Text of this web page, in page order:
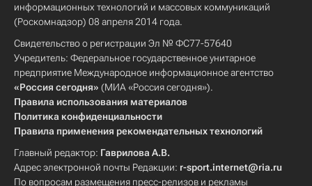
информационных технологий и массовых коммуникаций
(Роскомнадзор) 08 апреля 2014 года.
Свидетельство о регистрации Эл № ФС77-57640
Учредитель: Федеральное государственное унитарное
предприятие Международное информационное агентство
«Россия сегодня» (МИА «Россия сегодня»).
Правила использования материалов
Политика конфиденциальности
Правила применения рекомендательных технологий
Главный редактор: Гаврилова А.В.
Адрес электронной почты Редакции: r-sport.internet@ria.ru
По вопросам размещения пресс-релизов и рекламы